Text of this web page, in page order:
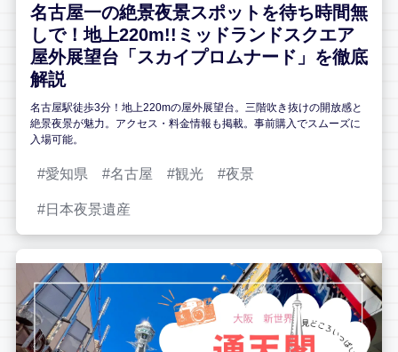
名古屋一の絶景夜景スポットを待ち時間無
しで！地上220m!!ミッドランドスクエア
屋外展望台「スカイプロムナード」を徹底
解説
名古屋駅徒歩3分！地上220mの屋外展望台。三階吹き抜けの開放感と
絶景夜景が魅力。アクセス・料金情報も掲載。事前購入でスムーズに
入場可能。
愛知県 名古屋 観光 夜景
日本夜景遺産